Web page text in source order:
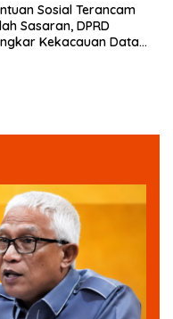
Sosial Terancam
Sasaran, DPRD
Kekacauan Data